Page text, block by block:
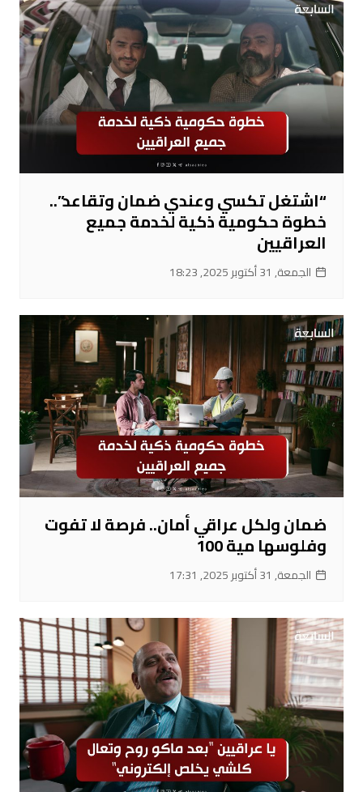
“اشتغل تكسي وعندي ضمان وتقاعد”..
خطوة حكومية ذكية لخدمة جميع
العراقيين
الجمعة, 31 أكتوبر 2025, 18:23
ضمان ولكل عراقي أمان.. فرصة لا تفوت
وفلوسها مية 100
الجمعة, 31 أكتوبر 2025, 17:31